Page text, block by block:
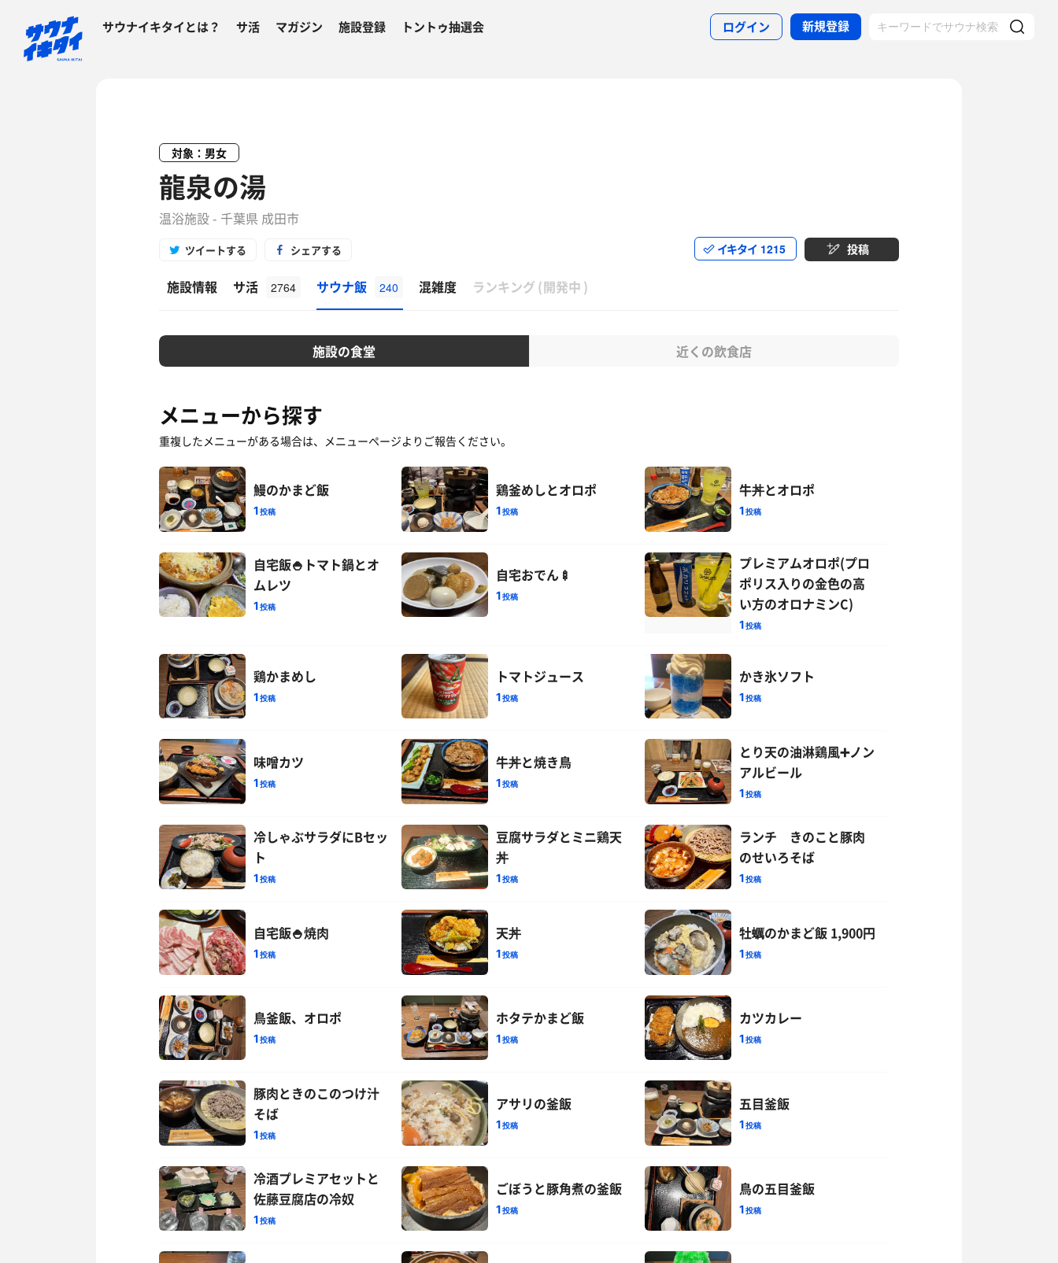
サウナイキタイとは？ サ活 マガジン 施設登録 トントゥ抽選会 ログイン 新規登録
対象：男女
龍泉の湯
温浴施設 - 千葉県 成田市
ツイートする シェアする イキタイ 1215 投稿
施設情報 サ活 2764 サウナ飯 240 混雑度 ランキング (開発中 )
施設の食堂 近くの飲食店
メニューから探す
重複したメニューがある場合は、メニューページよりご報告ください。
鰻のかまど飯
1投稿
鶏釜めしとオロポ
1投稿
牛丼とオロポ
1投稿
自宅飯🍚トマト鍋とオ
ムレツ
1投稿
自宅おでん🍢
1投稿
プレミアムオロポ(プロ
ポリス入りの金色の高
い方のオロナミンC)
1投稿
鶏かまめし
1投稿
トマトジュース
1投稿
かき氷ソフト
1投稿
味噌カツ
1投稿
牛丼と焼き鳥
1投稿
とり天の油淋鶏風➕ノン
アルビール
1投稿
冷しゃぶサラダにBセッ
ト
1投稿
豆腐サラダとミニ鶏天
丼
1投稿
ランチ きのこと豚肉
のせいろそば
1投稿
自宅飯🍚焼肉
1投稿
天丼
1投稿
牡蠣のかまど飯 1,900円
1投稿
鳥釜飯、オロポ
1投稿
ホタテかまど飯
1投稿
カツカレー
1投稿
豚肉ときのこのつけ汁
そば
1投稿
アサリの釜飯
1投稿
五目釜飯
1投稿
冷酒プレミアセットと
佐藤豆腐店の冷奴
1投稿
ごぼうと豚角煮の釜飯
1投稿
鳥の五目釜飯
1投稿